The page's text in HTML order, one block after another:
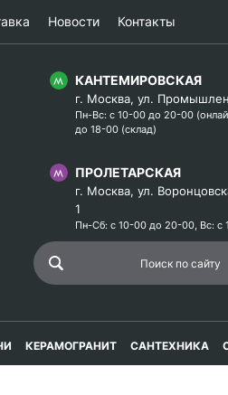
Новости Контакты
КАНТЕМИРОВСКАЯ
г. Москва, ул.
Пн-Вс: с 10-00 до 20-00
до 18-00 (склад)
ПРОЛЕТАРСКАЯ
г. Москва, ул.
1
Пн-Сб: с 10-00 до 20-00, Вс: с
КЕРАМОГРАНИТ САНТЕХНИКА